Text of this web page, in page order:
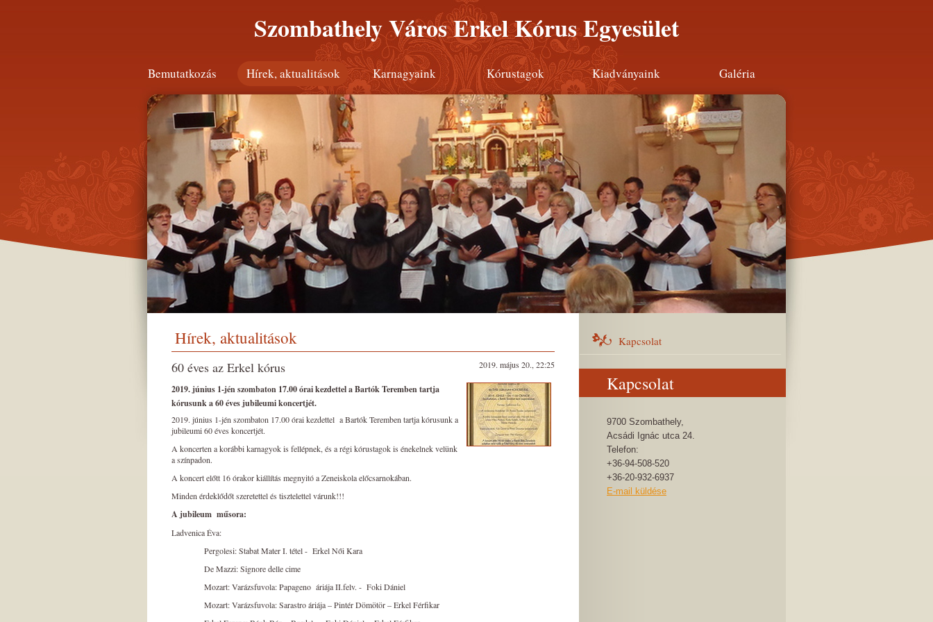
Szombathely Város Erkel Kórus Egyesület
Bemutatkozás Hírek, aktualitások Karnagyaink Kórustagok Kiadványaink Galéria
Kapcsolat
Kapcsolat
9700 Szombathely,
Acsádi Ignác utca 24.
Telefon:
+36-94-508-520
+36-20-932-6937
E-mail küldése
Hírek, aktualitások
2019. május 20., 22:25
60 éves az Erkel kórus
2019. június 1-jén szombaton 17.00 órai kezdettel a Bartók Teremben tartja
kórusunk a 60 éves jubileumi koncertjét.
2019. június 1-jén szombaton 17.00 órai kezdettel a Bartók Teremben tartja kórusunk a
jubileumi 60 éves koncertjét.
A koncerten a korábbi karnagyok is fellépnek, és a régi kórustagok is énekelnek velünk
a színpadon.
A koncert előtt 16 órakor kiállítás megnyitó a Zeneiskola előcsarnokában.
Minden érdeklődőt szeretettel és tisztelettel várunk!!!
A jubileum műsora:
Ladvenica Éva:
Pergolesi: Stabat Mater I. tétel - Erkel Női Kara
De Mazzi: Signore delle cime
Mozart: Varázsfuvola: Papageno áriája II.felv. - Foki Dániel
Mozart: Varázsfuvola: Sarastro áriája – Pintér Dömötör – Erkel Férfikar